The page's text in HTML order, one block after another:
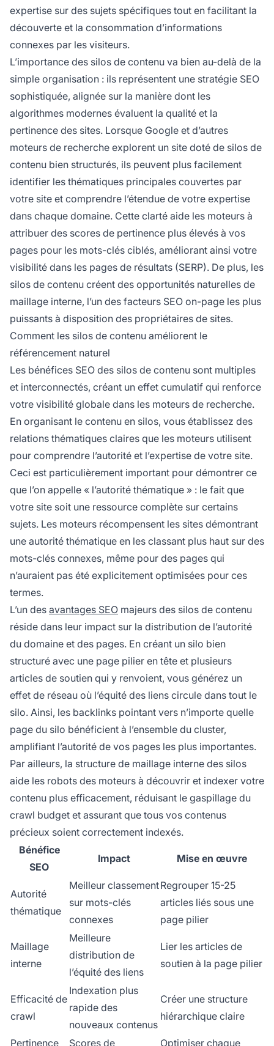
expertise sur des sujets spécifiques tout en facilitant la
découverte et la consommation d’informations
connexes par les visiteurs.
L’importance des silos de contenu va bien au-delà de la
simple organisation : ils représentent une stratégie SEO
sophistiquée, alignée sur la manière dont les
algorithmes modernes évaluent la qualité et la
pertinence des sites. Lorsque Google et d’autres
moteurs de recherche explorent un site doté de silos de
contenu bien structurés, ils peuvent plus facilement
identifier les thématiques principales couvertes par
votre site et comprendre l’étendue de votre expertise
dans chaque domaine. Cette clarté aide les moteurs à
attribuer des scores de pertinence plus élevés à vos
pages pour les mots-clés ciblés, améliorant ainsi votre
visibilité dans les pages de résultats (SERP). De plus, les
silos de contenu créent des opportunités naturelles de
maillage interne, l’un des facteurs SEO on-page les plus
puissants à disposition des propriétaires de sites.
Comment les silos de contenu améliorent le
référencement naturel
Les bénéfices SEO des silos de contenu sont multiples
et interconnectés, créant un effet cumulatif qui renforce
votre visibilité globale dans les moteurs de recherche.
En organisant le contenu en silos, vous établissez des
relations thématiques claires que les moteurs utilisent
pour comprendre l’autorité et l’expertise de votre site.
Ceci est particulièrement important pour démontrer ce
que l’on appelle « l’autorité thématique » : le fait que
votre site soit une ressource complète sur certains
sujets. Les moteurs récompensent les sites démontrant
une autorité thématique en les classant plus haut sur des
mots-clés connexes, même pour des pages qui
n’auraient pas été explicitement optimisées pour ces
termes.
L’un des avantages SEO majeurs des silos de contenu
réside dans leur impact sur la distribution de l’autorité
du domaine et des pages. En créant un silo bien
structuré avec une page pilier en tête et plusieurs
articles de soutien qui y renvoient, vous générez un
effet de réseau où l’équité des liens circule dans tout le
silo. Ainsi, les backlinks pointant vers n’importe quelle
page du silo bénéficient à l’ensemble du cluster,
amplifiant l’autorité de vos pages les plus importantes.
Par ailleurs, la structure de maillage interne des silos
aide les robots des moteurs à découvrir et indexer votre
contenu plus efficacement, réduisant le gaspillage du
crawl budget et assurant que tous vos contenus
précieux soient correctement indexés.
Bénéfice
SEO
Impact Mise en œuvre
Autorité
thématique
Meilleur classement
sur mots-clés
connexes
Regrouper 15-25
articles liés sous une
page pilier
Maillage
interne
Meilleure
distribution de
l’équité des liens
Lier les articles de
soutien à la page pilier
Efficacité de
crawl
Indexation plus
rapide des
nouveaux contenus
Créer une structure
hiérarchique claire
Pertinence Scores de Optimiser chaque